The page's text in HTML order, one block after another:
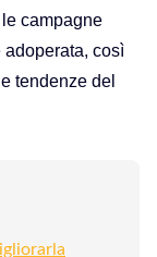
campagne
così
tendenze del